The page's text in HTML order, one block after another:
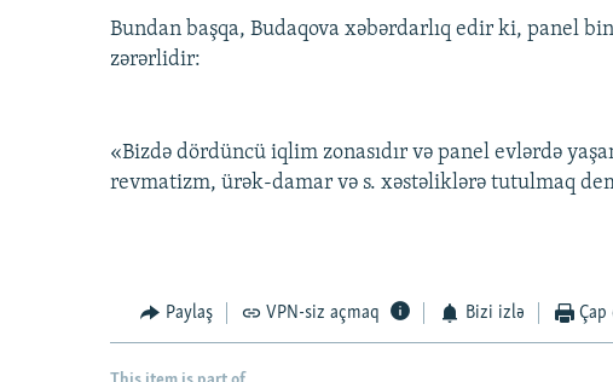
Bundan başqa, Budaqova xəbərdarlıq edir ki, panel
zərərlidir:
«Bizdə dördüncü iqlim zonasıdır və panel evlərdə
revmatizm, ürək-damar və s. xəstəliklərə tutulmaq
Paylaş VPN-siz açmaq Bizi izlə Çap